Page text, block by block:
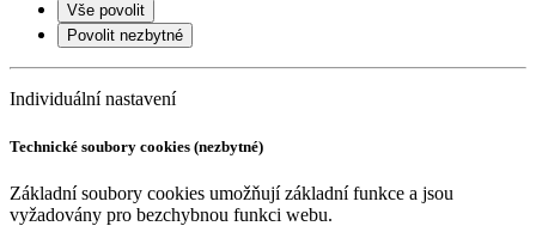
Vše povolit
Povolit nezbytné
Individuální nastavení
Technické soubory cookies (nezbytné)
Základní soubory cookies umožňují základní funkce a jsou
vyžadovány pro bezchybnou funkci webu.